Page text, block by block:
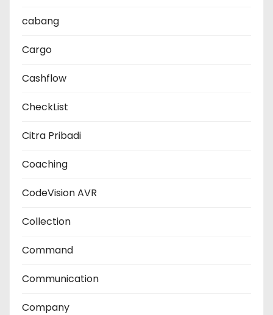
cabang
Cargo
Cashflow
CheckList
Citra Pribadi
Coaching
CodeVision AVR
Collection
Command
Communication
Company